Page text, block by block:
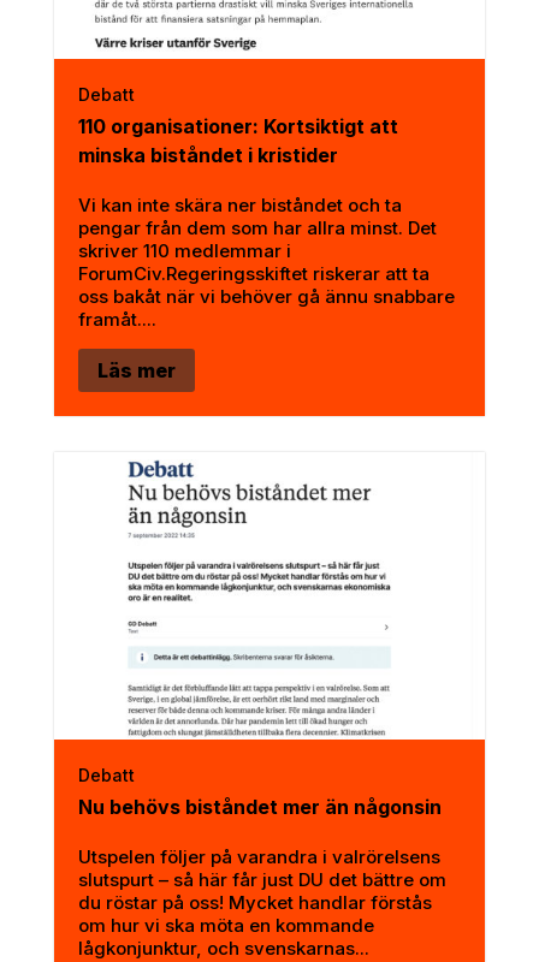
Debatt
110 organisationer: Kortsiktigt att
minska biståndet i kristider
Vi kan inte skära ner biståndet och ta
pengar från dem som har allra minst. Det
skriver 110 medlemmar i
ForumCiv.Regeringsskiftet riskerar att ta
oss bakåt när vi behöver gå ännu snabbare
framåt....
Läs mer
Debatt
Nu behövs biståndet mer än någonsin
Utspelen följer på varandra i valrörelsens
slutspurt – så här får just DU det bättre om
du röstar på oss! Mycket handlar förstås
om hur vi ska möta en kommande
lågkonjunktur, och svenskarnas...